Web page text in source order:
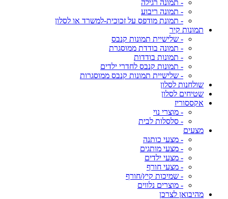
- תמונה רגילה
- תמונה ריבוע
- תמונת מודפס על זכוכית-למשרד או לסלון
תמונות קיר
- שלישיית תמונות קנבס
- תמונה בודדת ממוסגרת
- תמונות בודדות
- תמונות קנבס לחדרי ילדים
- שלישיית תמונות קנבס ממוסגרות
שולחנות לסלון
שטיחים לסלון
אקססוריז
- מוצרי נוי
- סלסלות לבית
מצעים
- מצעי כותנה
- מצעי מותגים
- מצעי ילדים
- מצעי חורף
- שמיכות קיץ/חורף
- מוצרים נלווים
מהיבואן לצרכן